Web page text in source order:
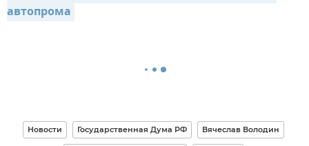
автопрома
Новости Государственная Дума РФ Вячеслав Володин